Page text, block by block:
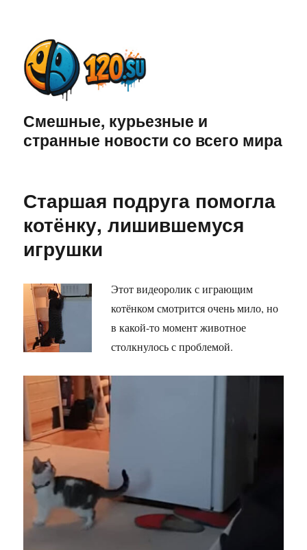
Смешные, курьезные и
странные новости со всего мира
Старшая подруга помогла
котёнку, лишившемуся
игрушки
Этот видеоролик с играющим
котёнком смотрится очень мило, но
в какой-то момент животное
столкнулось с проблемой.